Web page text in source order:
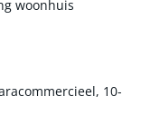
woonhuis
10-